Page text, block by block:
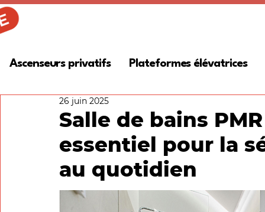
Ascenseurs privatifs Plateformes élévatrices
Salle de bains
essentiel pour la
au quotidien
26 juin 2025